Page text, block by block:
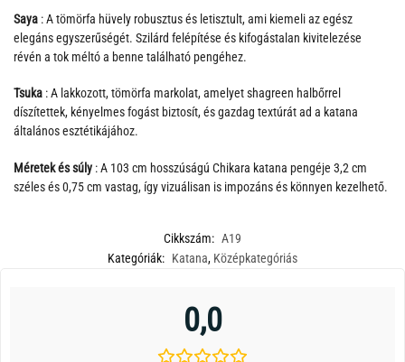
Saya : A tömörfa hüvely robusztus és letisztult, ami kiemeli az egész
elegáns egyszerűségét. Szilárd felépítése és kifogástalan kivitelezése
révén a tok méltó a benne található pengéhez.
Tsuka : A lakkozott, tömörfa markolat, amelyet shagreen halbőrrel
díszítettek, kényelmes fogást biztosít, és gazdag textúrát ad a katana
általános esztétikájához.
Méretek és súly : A 103 cm hosszúságú Chikara katana pengéje 3,2 cm
széles és 0,75 cm vastag, így vizuálisan is impozáns és könnyen kezelhető.
Cikkszám: A19
Kategóriák: Katana, Középkategóriás
0,0